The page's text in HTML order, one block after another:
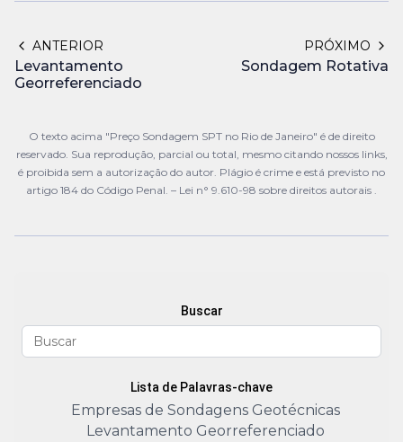
ANTERIOR
Levantamento
Georreferenciado
PRÓXIMO
Sondagem Rotativa
O texto acima "Preço Sondagem SPT no Rio de Janeiro" é de direito
reservado. Sua reprodução, parcial ou total, mesmo citando nossos links,
é proibida sem a autorização do autor. Plágio é crime e está previsto no
artigo 184 do Código Penal. – Lei n° 9.610-98 sobre direitos autorais .
Buscar
Lista de Palavras-chave
Empresas de Sondagens Geotécnicas
Levantamento Georreferenciado